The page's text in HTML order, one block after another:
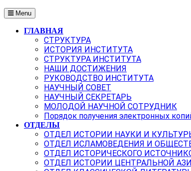
Menu
ГЛАВНАЯ
СТРУКТУРА
ИСТОРИЯ ИНСТИТУТА
СТРУКТУРА ИНСТИТУТА
НАШИ ДОСТИЖЕНИЯ
РУКОВОДСТВО ИНСТИТУТА
НАУЧНЫЙ СОВЕТ
НАУЧНЫЙ СЕКРЕТАРЬ
МОЛОДОЙ НАУЧНОЙ СОТРУДНИК
Порядок получения электронных
ОТДЕЛЫ
ОТДЕЛ ИСТОРИИ НАУКИ И
ОТДЕЛ ИСЛАМОВЕДЕНИЯ И
ОТДЕЛ ИСТОРИЧЕСКОГО
ОТДЕЛ ИСТОРИИ ЦЕНТРАЛЬНОЙ